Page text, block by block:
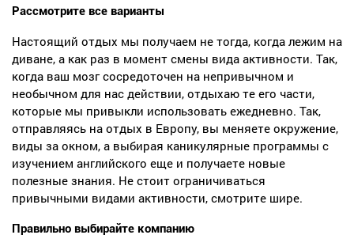
Рассмотрите все варианты
Настоящий отдых мы получаем не тогда, когда лежим на
диване, а как раз в момент смены вида активности. Так,
когда ваш мозг сосредоточен на непривычном и
необычном для нас действии, отдыхаю те его части,
которые мы привыкли использовать ежедневно. Так,
отправляясь на отдых в Европу, вы меняете окружение,
виды за окном, а выбирая каникулярные программы с
изучением английского еще и получаете новые
полезные знания. Не стоит ограничиваться
привычными видами активности, смотрите шире.
Правильно выбирайте компанию